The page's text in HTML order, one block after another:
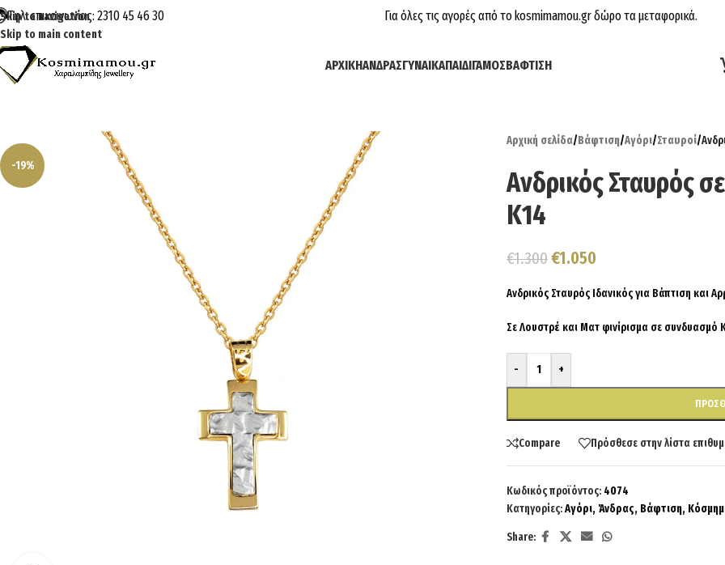
Skip to navigation
Skip to main content
Τηλ. επικοινωνίας: 2310 45 46 30 Για όλες τις αγορές από το kosmimamou.gr δώρο τα μεταφορικά.
ΑΡΧΙΚΉΆΝΔΡΑΣΓΥΝΑΊΚΑΠΑΙΔΊΓΆΜΟΣΒΆΦΤΙΣΗ
-19%
Αρχική σελίδα/Βάφτιση/Αγόρι/Σταυροί/
Ανδρικός Σταυρός
Κ14
€1.300€1.050
Ανδρικός Σταυρός Ιδανικός για Βάπτιση και
Σε Λουστρέ και Ματ φινίρισμα σε συνδυασμό
- +
Compare Πρόσθεσε στην λίστα
Κωδικός προϊόντος: 4074
Κατηγορίες:Αγόρι, Άνδρας, Βάφτιση,
Share: